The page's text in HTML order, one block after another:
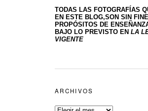
TODAS LAS FOTOGRAFÍAS
EN ESTE BLOG,SON SIN
PROPÓSITOS DE
BAJO LO PREVISTO EN LA
VIGENTE
ARCHIVOS